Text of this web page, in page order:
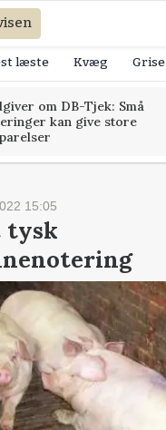
læste Kvæg Grise
om DB-Tjek: Små
kan give store
15:05
tysk